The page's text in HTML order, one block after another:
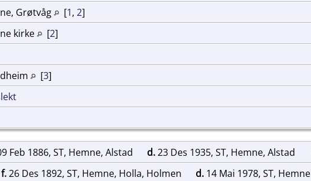
Grøtvåg [1, 2]
kirke [2]
[3]
Feb 1886, ST, Hemne, Alstad d.23 Des 1935, ST, Hemne, Alstad
f.26 Des 1892, ST, Hemne, Holla, Holmen d. 14 Mai 1978, ST, Hemne